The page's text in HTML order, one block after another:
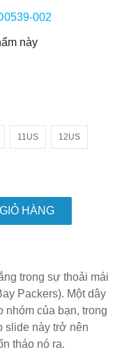
002
này
11US 12US
HÀNG
trong sự thoải mái
Packers). Một dây
nhóm của bạn, trong
slide này trở nên
tháo nó ra.